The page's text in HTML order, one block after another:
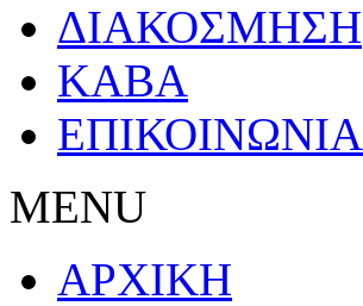
ΔΙΑΚΟΣΜΗΣΗ
ΚΑΒΑ
ΕΠΙΚΟΙΝΩΝΙΑ
MENU
ΑΡΧΙΚΗ